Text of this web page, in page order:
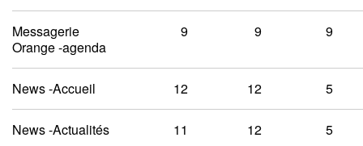
Messagerie
Orange -agenda
9 9 9
News -Accueil 12 12 5
News -Actualités 11 12 5